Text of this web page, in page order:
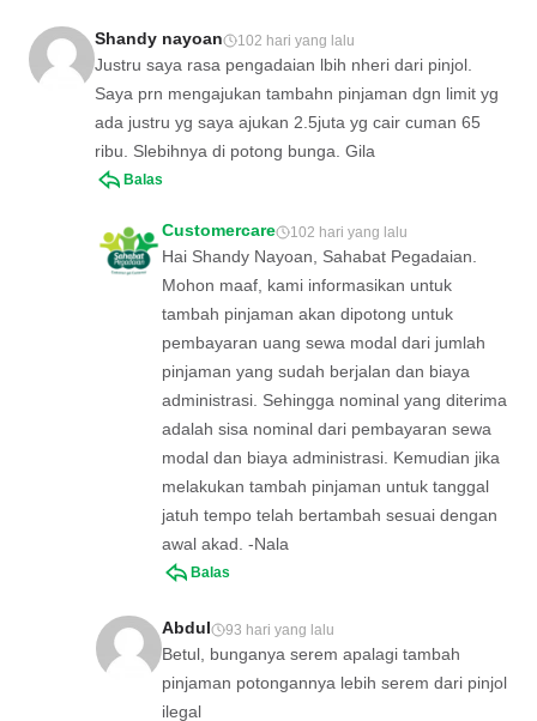
Shandy nayoan 102 hari yang lalu
Justru saya rasa pengadaian lbih nheri dari pinjol.
Saya prn mengajukan tambahn pinjaman dgn limit yg
ada justru yg saya ajukan 2.5juta yg cair cuman 65
ribu. Slebihnya di potong bunga. Gila
Balas
Customercare 102 hari yang lalu
Hai Shandy Nayoan, Sahabat Pegadaian.
Mohon maaf, kami informasikan untuk
tambah pinjaman akan dipotong untuk
pembayaran uang sewa modal dari jumlah
pinjaman yang sudah berjalan dan biaya
administrasi. Sehingga nominal yang diterima
adalah sisa nominal dari pembayaran sewa
modal dan biaya administrasi. Kemudian jika
melakukan tambah pinjaman untuk tanggal
jatuh tempo telah bertambah sesuai dengan
awal akad. -Nala
Balas
Abdul 93 hari yang lalu
Betul, bunganya serem apalagi tambah
pinjaman potongannya lebih serem dari pinjol
ilegal